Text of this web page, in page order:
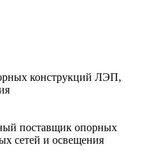
конструкций ЛЭП,
поставщик опорных
сетей и освещения